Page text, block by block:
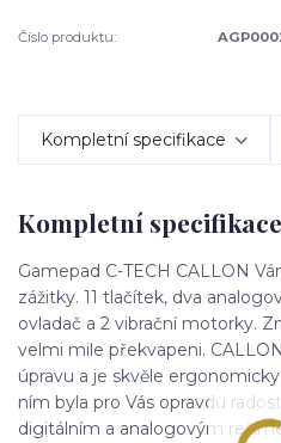
Číslo produktu:
Kompletní specifikace
Kompletní specifikace
Gamepad C-TECH CALLON
zážitky. 11 tlačítek, dva
ovladač a 2 vibrační motorky.
velmi mile překvapeni.
úpravu a je skvěle
ním byla pro Vás opravdu
digitálním a analogovým